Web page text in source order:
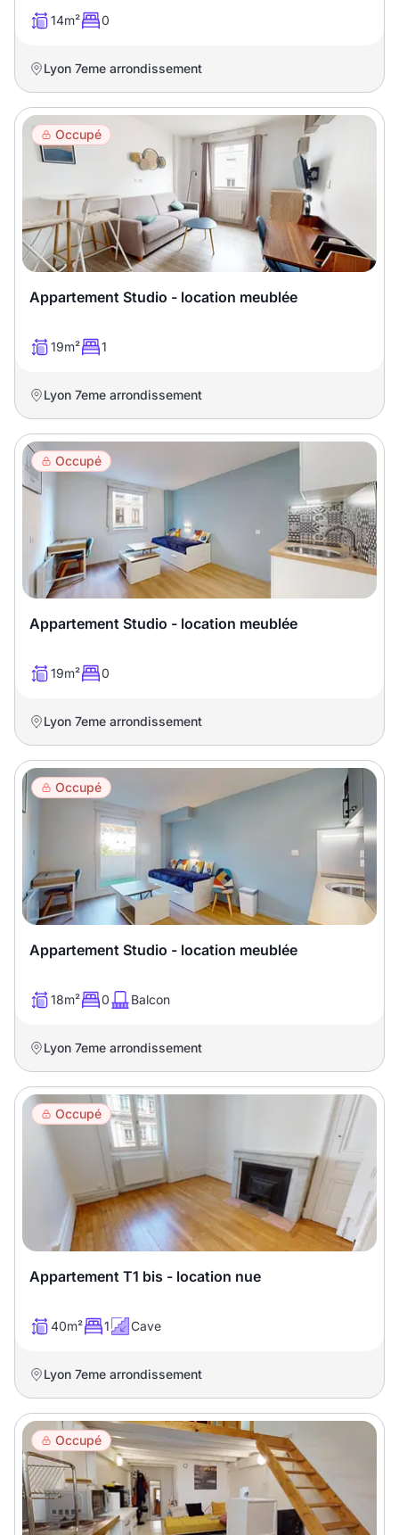
14m² 0
Lyon 7eme arrondissement
Occupé
Appartement Studio - location meublée
19m² 1
Lyon 7eme arrondissement
Occupé
Appartement Studio - location meublée
19m² 0
Lyon 7eme arrondissement
Occupé
Appartement Studio - location meublée
18m² 0 Balcon
Lyon 7eme arrondissement
Occupé
Appartement T1 bis - location nue
40m² 1 Cave
Lyon 7eme arrondissement
Occupé